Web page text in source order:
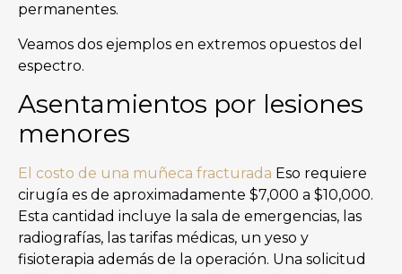
permanentes.
Veamos dos ejemplos en extremos opuestos del
espectro.
Asentamientos por lesiones
menores
El costo de una muñeca fracturada Eso requiere
cirugía es de aproximadamente $7,000 a $10,000.
Esta cantidad incluye la sala de emergencias, las
radiografías, las tarifas médicas, un yeso y
fisioterapia además de la operación. Una solicitud